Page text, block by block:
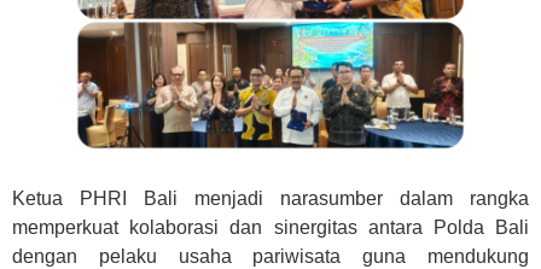
Ketua PHRI Bali menjadi narasumber dalam rangka
memperkuat kolaborasi dan sinergitas antara Polda Bali
dengan pelaku usaha pariwisata guna mendukung